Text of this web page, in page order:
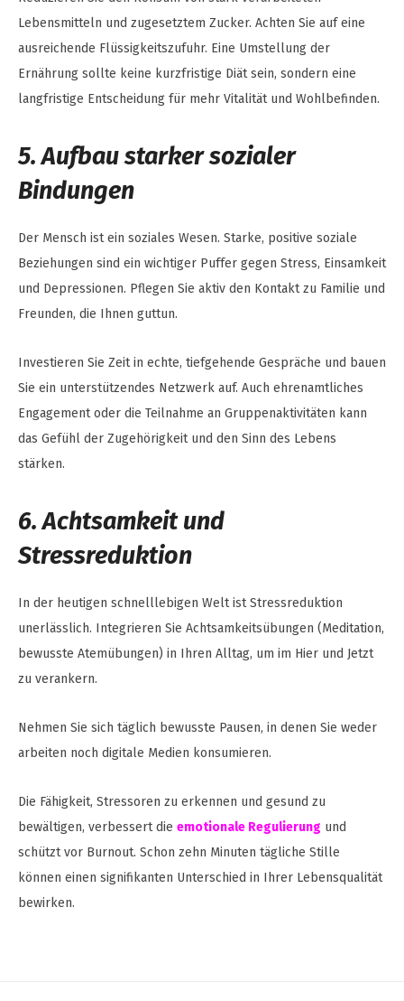
Lebensmitteln und zugesetztem Zucker. Achten Sie auf eine
ausreichende Flüssigkeitszufuhr. Eine Umstellung der
Ernährung sollte keine kurzfristige Diät sein, sondern eine
langfristige Entscheidung für mehr Vitalität und Wohlbefinden.
5. Aufbau starker sozialer
Bindungen
Der Mensch ist ein soziales Wesen. Starke, positive soziale
Beziehungen sind ein wichtiger Puffer gegen Stress, Einsamkeit
und Depressionen. Pflegen Sie aktiv den Kontakt zu Familie und
Freunden, die Ihnen guttun.
Investieren Sie Zeit in echte, tiefgehende Gespräche und bauen
Sie ein unterstützendes Netzwerk auf. Auch ehrenamtliches
Engagement oder die Teilnahme an Gruppenaktivitäten kann
das Gefühl der Zugehörigkeit und den Sinn des Lebens
stärken.
6. Achtsamkeit und
Stressreduktion
In der heutigen schnelllebigen Welt ist Stressreduktion
unerlässlich. Integrieren Sie Achtsamkeitsübungen (Meditation,
bewusste Atemübungen) in Ihren Alltag, um im Hier und Jetzt
zu verankern.
Nehmen Sie sich täglich bewusste Pausen, in denen Sie weder
arbeiten noch digitale Medien konsumieren.
Die Fähigkeit, Stressoren zu erkennen und gesund zu
bewältigen, verbessert die emotionale Regulierung und
schützt vor Burnout. Schon zehn Minuten tägliche Stille
können einen signifikanten Unterschied in Ihrer Lebensqualität
bewirken.